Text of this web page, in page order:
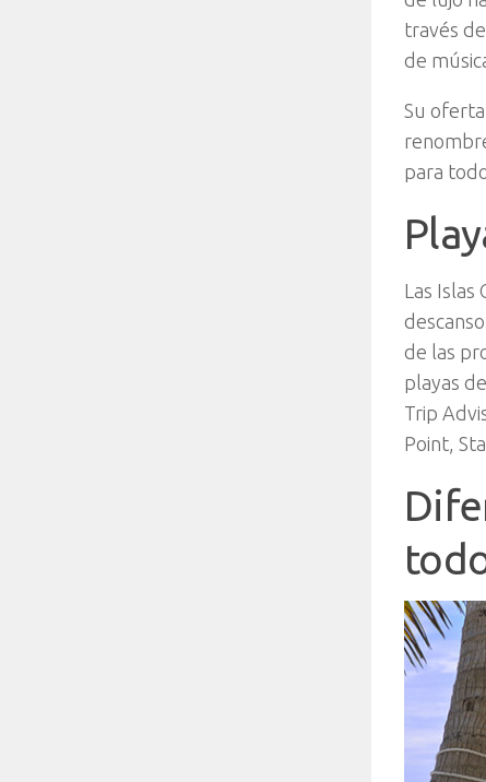
través
de
Su
para
Las Islas
de las
playas
Trip
Point,